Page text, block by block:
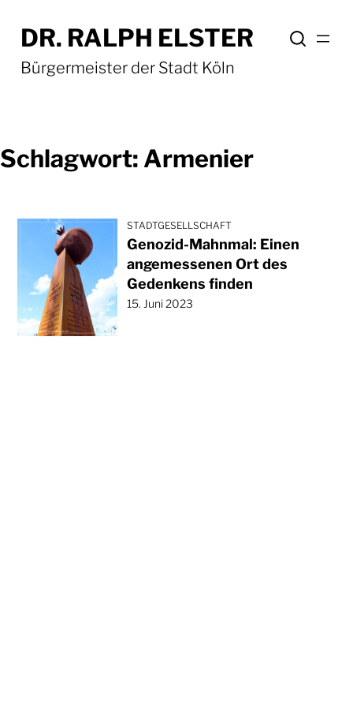
Inhalt
springen
DR. RALPH ELSTER
Bürgermeister der Stadt Köln
Schlagwort: Armenier
STADTGESELLSCHAFT
Genozid-Mahnmal: Einen
angemessenen Ort des
Gedenkens finden
15. Juni 2023